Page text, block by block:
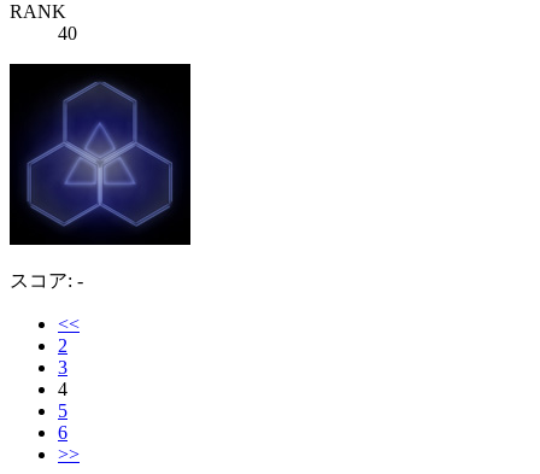
RANK
40
スコア: -
<<
2
3
4
5
6
>>